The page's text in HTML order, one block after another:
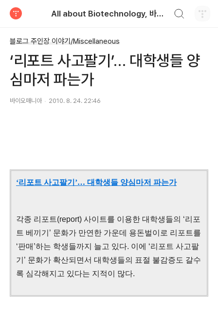
All about Biotechnology, 바이오텍의 모든 것
블로그 주인장 이야기/Miscellaneous
‘리포트 사고팔기’… 대학생들 양
심마저 파는가
바이오매니아 2010. 8. 24. 22:46
‘리포트 사고팔기’… 대학생들 양심마저 파는가
각종 리포트(report) 사이트를 이용한 대학생들의 ‘리포
트 베끼기’ 문화가 만연한 가운데 용돈벌이로 리포트를
‘판매’하는 학생들까지 늘고 있다. 이에 ‘리포트 사고팔
기’ 문화가 확산되면서 대학생들의 표절 불감증도 갈수
록 심각해지고 있다는 지적이 많다.